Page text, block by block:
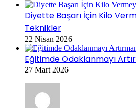
Diyette Başarı İçin Kilo
Teknikler
22 Nisan 2026
Eğitimde Odaklanmayı
27 Mart 2026